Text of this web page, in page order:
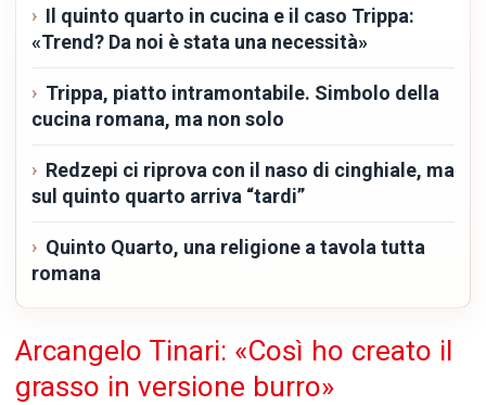
Il quinto quarto in cucina e il caso Trippa:
«Trend? Da noi è stata una necessità»
Trippa, piatto intramontabile. Simbolo della
cucina romana, ma non solo
Redzepi ci riprova con il naso di cinghiale, ma
sul quinto quarto arriva “tardi”
Quinto Quarto, una religione a tavola tutta
romana
Arcangelo Tinari: «Così ho creato il
grasso in versione burro»